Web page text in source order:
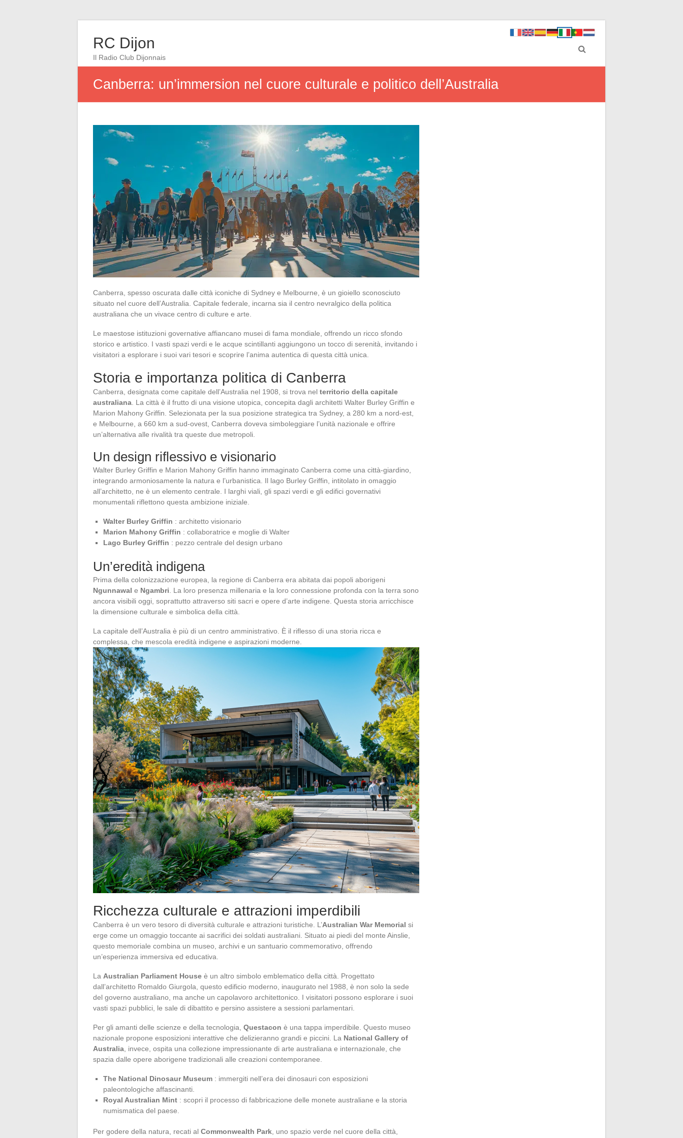
RC Dijon
Il Radio Club Dijonnais
Canberra: un’immersion nel cuore culturale e politico dell’Australia
Canberra, spesso oscurata dalle città iconiche di Sydney e Melbourne, è un gioiello sconosciuto
situato nel cuore dell’Australia. Capitale federale, incarna sia il centro nevralgico della politica
australiana che un vivace centro di culture e arte.
Le maestose istituzioni governative affiancano musei di fama mondiale, offrendo un ricco sfondo
storico e artistico. I vasti spazi verdi e le acque scintillanti aggiungono un tocco di serenità, invitando i
visitatori a esplorare i suoi vari tesori e scoprire l’anima autentica di questa città unica.
Storia e importanza politica di Canberra
Canberra, designata come capitale dell’Australia nel 1908, si trova nel territorio della capitale
australiana . La città è il frutto di una visione utopica, concepita dagli architetti Walter Burley Griffin e
Marion Mahony Griffin. Selezionata per la sua posizione strategica tra Sydney, a 280 km a nord-est,
e Melbourne, a 660 km a sud-ovest, Canberra doveva simboleggiare l’unità nazionale e offrire
un’alternativa alle rivalità tra queste due metropoli.
Un design riflessivo e visionario
Walter Burley Griffin e Marion Mahony Griffin hanno immaginato Canberra come una città-giardino,
integrando armoniosamente la natura e l’urbanistica. Il lago Burley Griffin, intitolato in omaggio
all’architetto, ne è un elemento centrale. I larghi viali, gli spazi verdi e gli edifici governativi
monumentali riflettono questa ambizione iniziale.
Walter Burley Griffin : architetto visionario
Marion Mahony Griffin : collaboratrice e moglie di Walter
Lago Burley Griffin : pezzo centrale del design urbano
Un’eredità indigena
Prima della colonizzazione europea, la regione di Canberra era abitata dai popoli aborigeni
Ngunnawal e Ngambri . La loro presenza millenaria e la loro connessione profonda con la terra sono
ancora visibili oggi, soprattutto attraverso siti sacri e opere d’arte indigene. Questa storia arricchisce
la dimensione culturale e simbolica della città.
La capitale dell’Australia è più di un centro amministrativo. È il riflesso di una storia ricca e
complessa, che mescola eredità indigene e aspirazioni moderne.
Ricchezza culturale e attrazioni imperdibili
Canberra è un vero tesoro di diversità culturale e attrazioni turistiche. L’Australian War Memorial si
erge come un omaggio toccante ai sacrifici dei soldati australiani. Situato ai piedi del monte Ainslie,
questo memoriale combina un museo, archivi e un santuario commemorativo, offrendo
un’esperienza immersiva ed educativa.
La Australian Parliament House è un altro simbolo emblematico della città. Progettato
dall’architetto Romaldo Giurgola, questo edificio moderno, inaugurato nel 1988, è non solo la sede
del governo australiano, ma anche un capolavoro architettonico. I visitatori possono esplorare i suoi
vasti spazi pubblici, le sale di dibattito e persino assistere a sessioni parlamentari.
Per gli amanti delle scienze e della tecnologia, Questacon è una tappa imperdibile. Questo museo
nazionale propone esposizioni interattive che delizieranno grandi e piccini. La National Gallery of
Australia , invece, ospita una collezione impressionante di arte australiana e internazionale, che
spazia dalle opere aborigene tradizionali alle creazioni contemporanee.
The National Dinosaur Museum : immergiti nell’era dei dinosauri con esposizioni
paleontologiche affascinanti.
Royal Australian Mint : scopri il processo di fabbricazione delle monete australiane e la storia
numismatica del paese.
Per godere della natura, recati al Commonwealth Park , uno spazio verde nel cuore della città,